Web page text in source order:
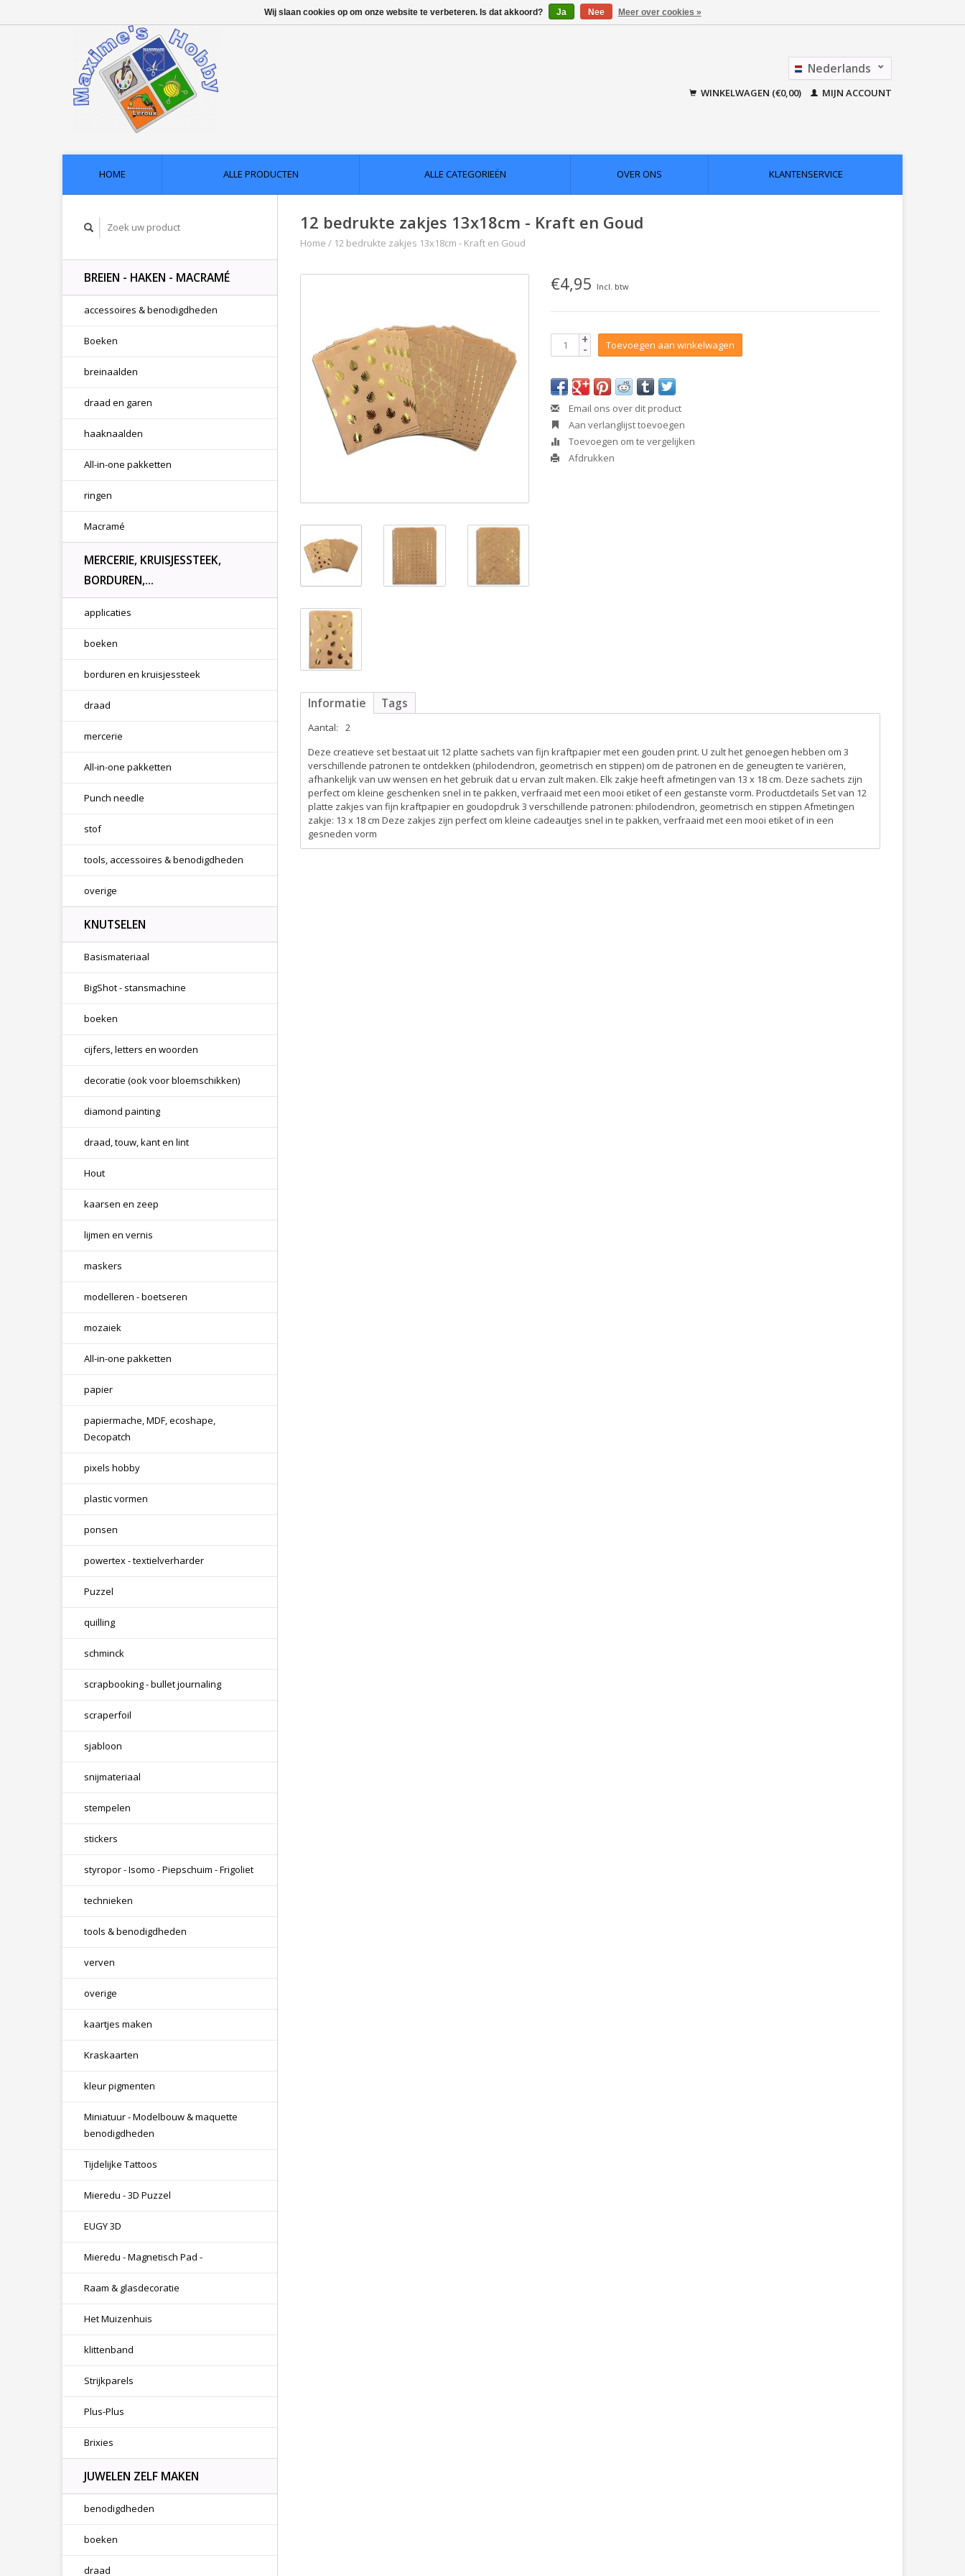
Nederlands
Français
WINKELWAGEN (€0,00) MIJN ACCOUNT
HOME ALLE PRODUCTEN ALLE CATEGORIEËN OVER ONS KLANTENSERVICE
BREIEN - HAKEN - MACRAMÉ
accessoires & benodigdheden
Boeken
breinaalden
draad en garen
haaknaalden
All-in-one pakketten
ringen
Macramé
MERCERIE, KRUISJESSTEEK,
BORDUREN,...
applicaties
boeken
borduren en kruisjessteek
draad
mercerie
All-in-one pakketten
Punch needle
stof
tools, accessoires & benodigdheden
overige
KNUTSELEN
Basismateriaal
BigShot - stansmachine
boeken
cijfers, letters en woorden
decoratie (ook voor bloemschikken)
diamond painting
draad, touw, kant en lint
Hout
kaarsen en zeep
lijmen en vernis
maskers
modelleren - boetseren
mozaiek
All-in-one pakketten
papier
papiermache, MDF, ecoshape,
Decopatch
pixels hobby
plastic vormen
ponsen
powertex - textielverharder
Puzzel
quilling
schminck
scrapbooking - bullet journaling
scraperfoil
sjabloon
snijmateriaal
stempelen
stickers
styropor - Isomo - Piepschuim - Frigoliet
technieken
tools & benodigdheden
verven
overige
kaartjes maken
Kraskaarten
kleur pigmenten
Miniatuur - Modelbouw & maquette
benodigdheden
Tijdelijke Tattoos
Mieredu - 3D Puzzel
EUGY 3D
Mieredu - Magnetisch Pad -
Raam & glasdecoratie
Het Muizenhuis
klittenband
Strijkparels
Plus-Plus
Brixies
JUWELEN ZELF MAKEN
benodigdheden
boeken
draad
12 bedrukte zakjes 13x18cm - Kraft en Goud
Home / 12 bedrukte zakjes 13x18cm - Kraft en Goud
€4,95 Incl. btw
+
- Toevoegen aan winkelwagen
Email ons over dit product
Aan verlanglijst toevoegen
Toevoegen om te vergelijken
Afdrukken
Informatie Tags
Aantal:
2
Deze creatieve set bestaat uit 12 platte sachets van fijn kraftpapier met een gouden print. U zult het genoegen hebben om 3
verschillende patronen te ontdekken (philodendron, geometrisch en stippen) om de patronen en de geneugten te variëren,
afhankelijk van uw wensen en het gebruik dat u ervan zult maken. Elk zakje heeft afmetingen van 13 x 18 cm. Deze sachets zijn
perfect om kleine geschenken snel in te pakken, verfraaid met een mooi etiket of een gestanste vorm. Productdetails Set van 12
platte zakjes van fijn kraftpapier en goudopdruk 3 verschillende patronen: philodendron, geometrisch en stippen Afmetingen
zakje: 13 x 18 cm Deze zakjes zijn perfect om kleine cadeautjes snel in te pakken, verfraaid met een mooi etiket of in een
gesneden vorm
Wij slaan cookies op om onze website te verbeteren. Is dat akkoord? Ja Nee Meer over cookies »